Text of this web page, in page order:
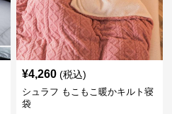
¥4,260 (税込)
シュラフ もこもこ暖かキルト寝
袋